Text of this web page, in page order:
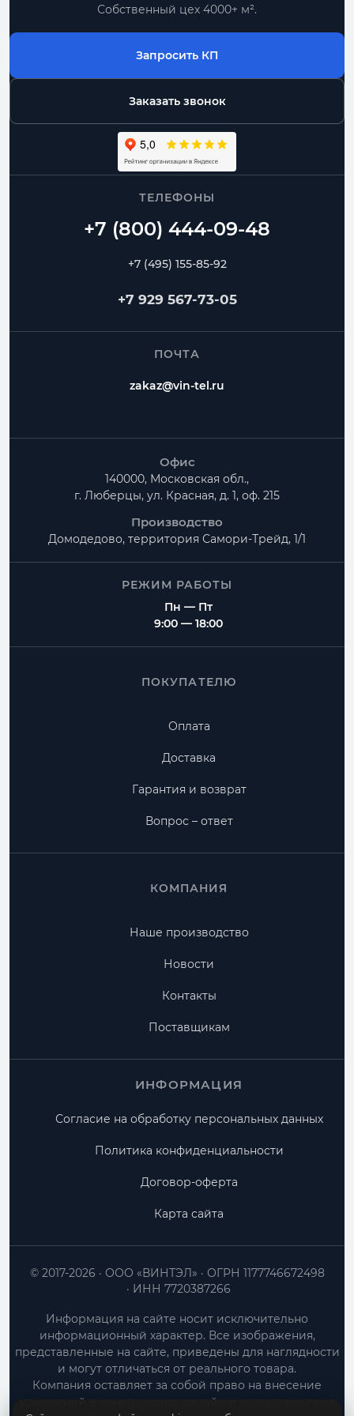
Все прямоугольные воздуховоды
типовые позиции и нестандарт по чертежу
Комплектом
воздуховоды, фасонные части, фланцы
От производителя
Переходы Угловые отводы
Радиусные отводы Тройники
круглый воздуховод?
Собственный цех 4000+ м².
Запросить КП
Заказать звонок
ТЕЛЕФОНЫ
+7 (495) 155-85-92
+7 929 567-73-05
ПОЧТА
zakaz@vin-tel.ru
Офис
140000, Московская обл.,
г. Люберцы, ул. Красная, д. 1, оф. 215
Производство
Домодедово, территория Самори-Трейд, 1/1
РЕЖИМ РАБОТЫ
Пн — Пт
9:00 — 18:00
ПОКУПАТЕЛЮ
Оплата
Доставка
Гарантия и возврат
Вопрос – ответ
КОМПАНИЯ
Наше производство
Новости
Контакты
Поставщикам
ИНФОРМАЦИЯ
Согласие на обработку персональных данных
Политика конфиденциальности
Договор-оферта
Карта сайта
ООО «ВИНТЭЛ»
ОГРН 1177746672498
ИНН 7720387266
© 2017-2026
Информация на сайте носит исключительно
информационный характер. Все изображения,
представленные на сайте, приведены для наглядности
и могут отличаться от реального товара.
Компания оставляет за собой право на внесение
изменений в конструкцию, дизайн и характеристики